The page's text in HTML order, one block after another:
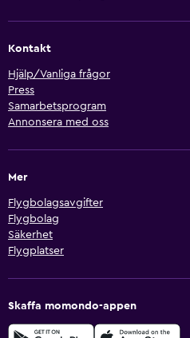
Kontakt
Hjälp/Vanliga frågor
Press
Samarbetsprogram
Annonsera med oss
Mer
Flygbolagsavgifter
Flygbolag
Säkerhet
Flygplatser
Skaffa momondo-appen